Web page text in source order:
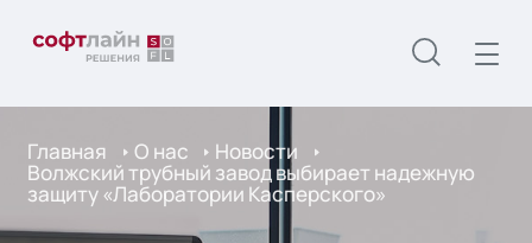
Главная О нас Новости
Волжский трубный завод выбирает надежную
защиту «Лаборатории Касперского»